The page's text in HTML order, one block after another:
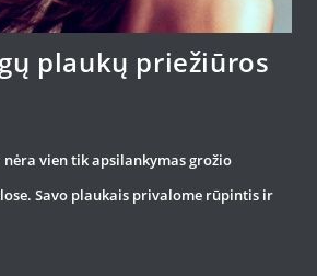
plaukų priežiūros
vien tik apsilankymas grožio
Savo plaukais privalome rūpintis ir